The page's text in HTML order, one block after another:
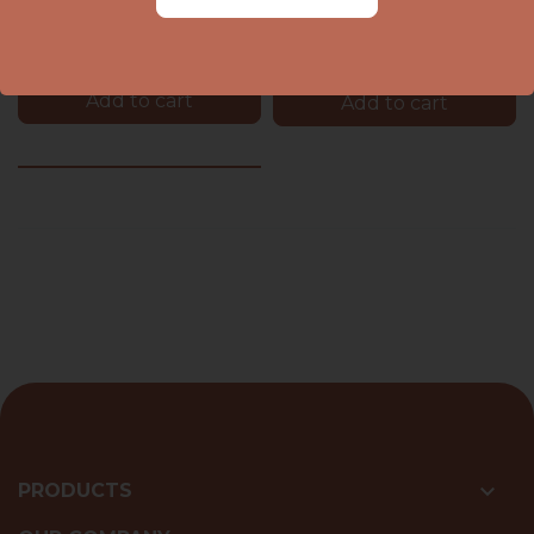
Add to cart Add to cart
PRODUCTS 